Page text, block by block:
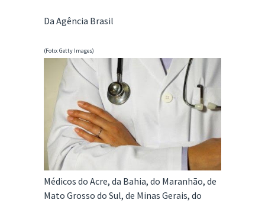
Da Agência Brasil
(Foto: Getty Images)
Médicos do Acre, da Bahia, do Maranhão, de
Mato Grosso do Sul, de Minas Gerais, do